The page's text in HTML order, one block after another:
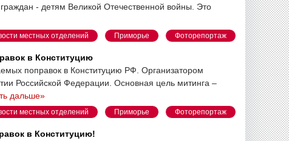
- детям Великой Отечественной войны. Это
местных отделений Приморье Фоторепортаж
в Конституцию
поправок в Конституцию РФ. Организатором
Российской Федерации. Основная цель митинга –
дальше»
местных отделений Приморье Фоторепортаж
в Конституцию!